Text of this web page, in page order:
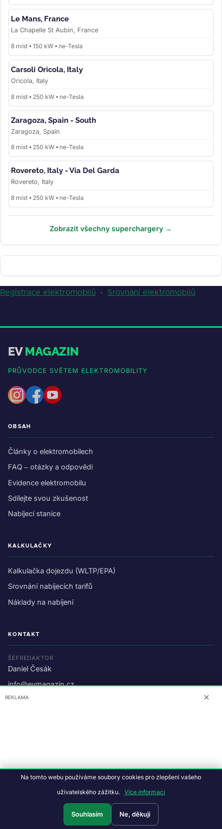
Le Mans, France
La Chapelle St Aubin, France
8 míst • 150 kW • ne-Tesla
Carsoli Oricola, Italy
Oricola, Italy
8 míst • 250 kW • ne-Tesla
Zaragoza, Spain - South
Zaragoza, Spain
8 míst • 250 kW • ne-Tesla
Rovereto, Italy - Via Del Garda
Rovereto, Italy
8 míst • 250 kW • ne-Tesla
Zobrazit všechny superchargery →
Registrace elektromobilů · Srovnání elektromobilů
EVMAGAZIN
PRŮVODCE SVĚTEM ELEKTROMOBILITY
OBSAH
Články o elektromobilech
FAQ – otázky a odpovědi
Evidence elektromobilu
Sdílejte svou zkušenost
Nabíjecí stanice
KALKULAČKY
Kalkulačka dojezdu (WLTP/EPA)
Srovnání nabíjecích tarifů
Náklady na nabíjení
KONTAKT
ŠÉFREDAKTOR
Daniel Česák
info@evmagazin.cz
O nás
© 2026 EV Magazin.Podmínky a ochrana dat.
Studiografix
REKLAMA ✕
Na tomto webu používáme soubory cookies pro zlepšení vašeho
uživatelského zážitku. Více informací
Souhlasím Ne, děkuji